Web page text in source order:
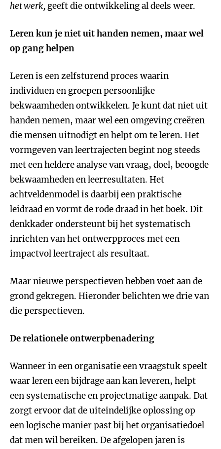
het werk, geeft die ontwikkeling al deels weer.
Leren kun je niet uit handen nemen, maar wel
op gang helpen
Leren is een zelfsturend proces waarin
individuen en groepen persoonlijke
bekwaamheden ontwikkelen. Je kunt dat niet uit
handen nemen, maar wel een omgeving creëren
die mensen uitnodigt en helpt om te leren. Het
vormgeven van leertrajecten begint nog steeds
met een heldere analyse van vraag, doel, beoogde
bekwaamheden en leerresultaten. Het
achtveldenmodel is daarbij een praktische
leidraad en vormt de rode draad in het boek. Dit
denkkader ondersteunt bij het systematisch
inrichten van het ontwerpproces met een
impactvol leertraject als resultaat.
Maar nieuwe perspectieven hebben voet aan de
grond gekregen. Hieronder belichten we drie van
die perspectieven.
De relationele ontwerpbenadering
Wanneer in een organisatie een vraagstuk speelt
waar leren een bijdrage aan kan leveren, helpt
een systematische en projectmatige aanpak. Dat
zorgt ervoor dat de uiteindelijke oplossing op
een logische manier past bij het organisatiedoel
dat men wil bereiken. De afgelopen jaren is